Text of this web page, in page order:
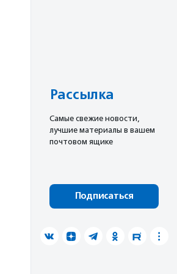
Рассылка
Cамые свежие новости,
лучшие материалы в вашем
почтовом ящике
Подписаться